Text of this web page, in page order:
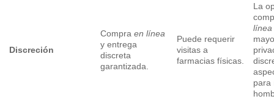
Discreción
Compraen línea
y entrega
discreta
garantizada.
Puede requerir
visitas a
farmacias físicas.
La
línea
para